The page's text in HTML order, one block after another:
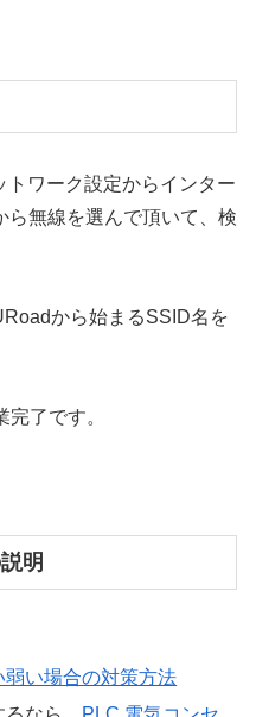
ワーク設定からインター
ら無線を選んで頂いて、検
から始まるSSID名を
完了です。
明
い場合の対策方法